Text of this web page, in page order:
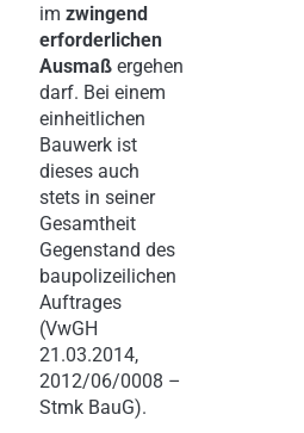
im zwingend
erforderlichen
Ausmaß ergehen
darf. Bei einem
einheitlichen
Bauwerk ist
dieses auch
stets in seiner
Gesamtheit
Gegenstand des
baupolizeilichen
Auftrages
(VwGH
21.03.2014,
2012/06/0008 –
Stmk BauG).